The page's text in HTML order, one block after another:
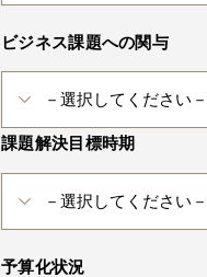
ビジネス課題への関与
課題解決目標時期
予算化状況